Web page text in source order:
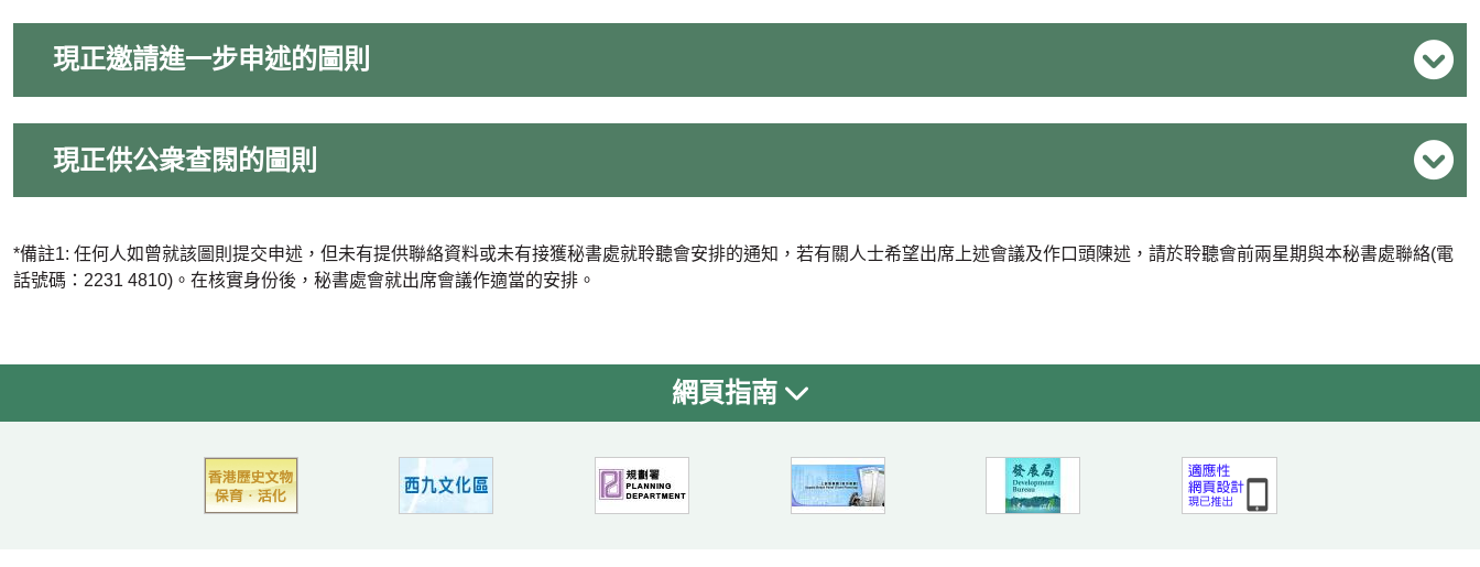
現正邀請進一步申述的圖則
現正供公衆查閱的圖則
*備註1: 任何人如曾就該圖則提交申述，但未有提供聯絡資料或未有接獲秘書處就聆聽會安排的通知，若有關人士希望出席上述會議及作口頭陳述，請於聆聽會前兩星期與本秘書處聯絡(電
話號碼：2231 4810)。在核實身份後，秘書處會就出席會議作適當的安排。
網頁指南